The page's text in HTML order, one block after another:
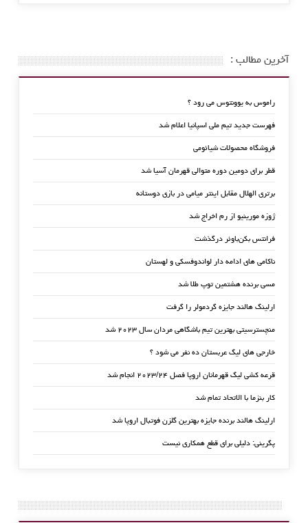
آخرین مطالب :
راموس به یوونتوس می رود ؟
فهرست جدید تیم ملی اسپانیا اعلام شد
فروشگاه محصولات شیائومی
قطر برای دومین دوره متوالی قهرمان آسیا شد
برتری الهلال مقابل اینتر میامی در بازی دوستانه
ژوزه مورینیو از رم اخراج شد
فرانتس بکن‌باوئر درگذشت
ناکامی های ادامه دار لواندوفسکی و لهستان
مسی برنده هشتمین توپ طلا شد
ارلینگ هالند جایزه گردمولر را گرفت
منچسترسیتی بهترین تیم باشگاهی مردان سال ۲۰۲۳ شد
خارجی های لیگ عربستان ده نفر می شود ؟
قرعه کشی لیگ قهرمانان اروپا فصل ۲۰۲۳/۲۴ انجام شد
کار بنزما با الاتحاد تمام شد
ارلینگ هالند برنده جایزه بهترین گلزن فوتبال اروپا شد
پگرینی: دلیلی برای قطع همکاری نیست